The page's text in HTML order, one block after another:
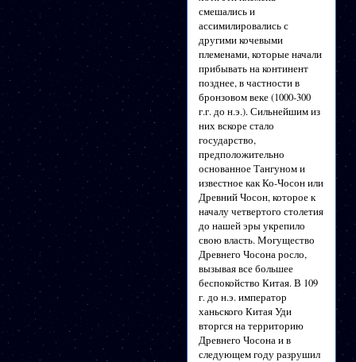
смешались и
ассимилировались с
другими кочевыми
племенами, которые начали
прибывать на континент
позднее, в частности в
бронзовом веке (1000-300
г.г. до н.э.). Сильнейшим из
них вскоре стало
государство,
предположительно
основанное Тангуном и
известное как Ко-Чосон или
Древний Чосон, которое к
началу четвертого столетия
до нашей эры укрепило
свою власть. Могущество
Древнего Чосона росло,
вызывая все большее
беспокойство Китая. В 109
г. до н.э. император
ханьского Китая Уди
вторгся на территорию
Древнего Чосона и в
следующем году разрушил